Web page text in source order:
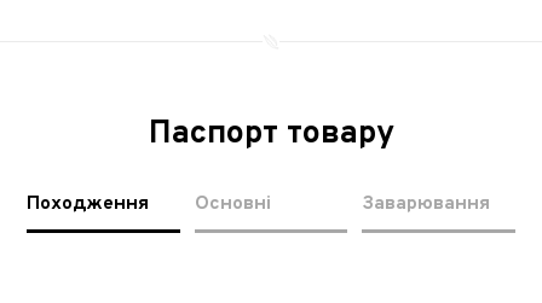
Паспорт товару
Походження Основні Заварювання